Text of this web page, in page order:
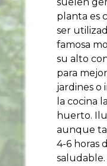
planta es
ser
famosa
su alto
para
jardines o
la cocina
huerto.
aunque
4-6 horas